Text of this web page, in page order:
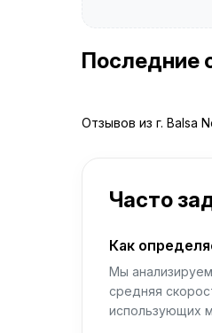
Последние
Отзывов из г. Balsa
Часто
Как
Мы
средняя
использующих